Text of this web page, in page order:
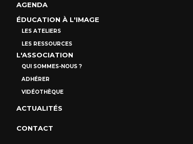
AGENDA
ÉDUCATION À L'IMAGE
LES ATELIERS
LES RESSOURCES
L'ASSOCIATION
QUI SOMMES-NOUS ?
ADHÉRER
VIDÉOTHÈQUE
ACTUALITÉS
CONTACT